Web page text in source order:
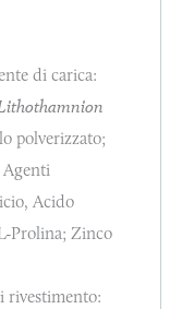
di carica:
polverizzato;
Agenti
Acido
Prolina; Zinco
rivestimento: